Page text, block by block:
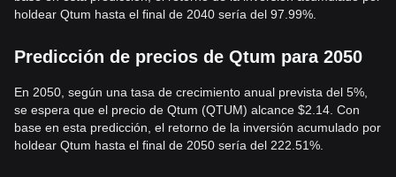
holdear Qtum hasta el final de 2040 sería del 97.99%.
Predicción de precios de Qtum para 2050
En 2050, según una tasa de crecimiento anual prevista del 5%,
se espera que el precio de Qtum (QTUM) alcance $2.14. Con
base en esta predicción, el retorno de la inversión acumulado por
holdear Qtum hasta el final de 2050 sería del 222.51%.